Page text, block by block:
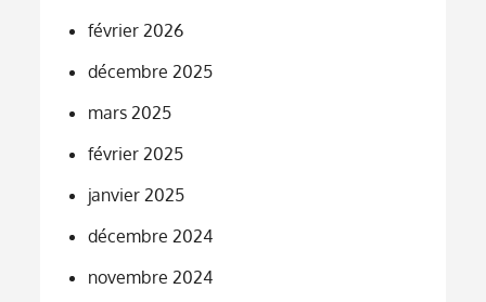
février 2026
décembre 2025
mars 2025
février 2025
janvier 2025
décembre 2024
novembre 2024